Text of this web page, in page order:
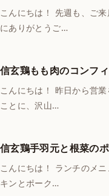
こんにちは！ 先週も、ご
にありがとうご…
信玄鶏もも肉のコンフ
こんにちは！ 昨日から営
ことに、沢山…
信玄鶏手羽元と根菜の
こんにちは！ ランチのメ
キンとポーク…